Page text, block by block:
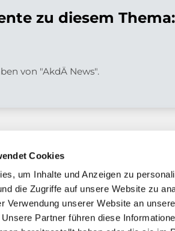
Cookies
um Inhalte und Anzeigen zu
die Zugriffe auf unsere Website zu
Verwendung unserer Website an
Partner führen diese
zu diesem Thema:
von "AkdÄ News".